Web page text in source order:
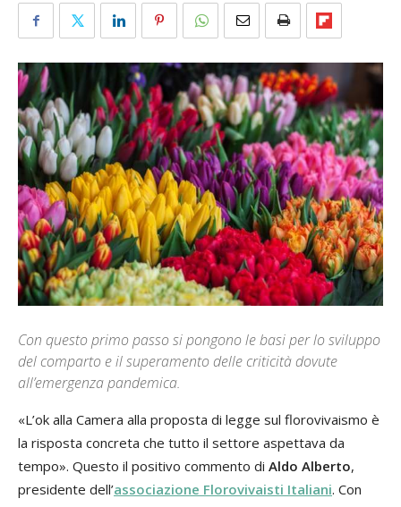
Con questo primo passo si pongono le basi per lo sviluppo
del comparto e il superamento delle criticità dovute
all’emergenza pandemica.
«L’ok alla Camera alla proposta di legge sul florovivaismo è
la risposta concreta che tutto il settore aspettava da
tempo». Questo il positivo commento di Aldo Alberto,
presidente dell’associazione Florovivaisti Italiani. Con